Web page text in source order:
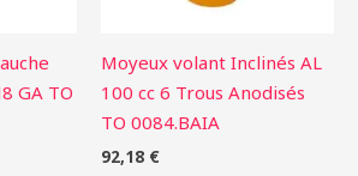
GA TO
Moyeux volant Inclinés AL
100 cc 6 Trous Anodisés
TO 0084.BAIA
92,18 €